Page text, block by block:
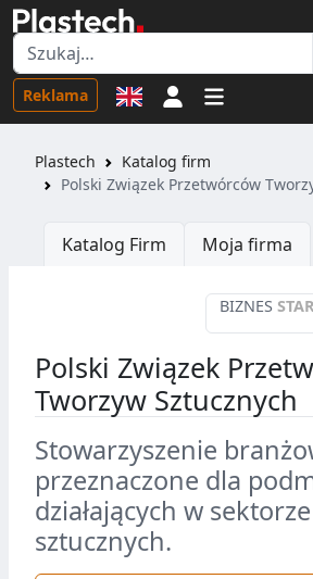
Reklama Logowanie
Plastech
Katalog firm
Polski Związek Przetwórców
Katalog Firm Moja firma
BIZNES
Polski Związek
Tworzyw Sztucznych
Stowarzyszenie
przeznaczone dla
działających w
sztucznych.